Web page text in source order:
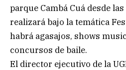
parque Cambá Cuá desde
realizará bajo la temática
habrá agasajos, shows
concursos de baile.
El director ejecutivo de la